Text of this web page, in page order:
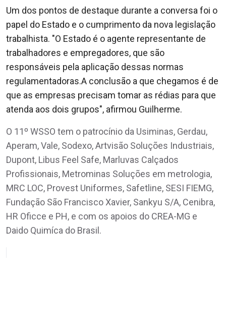
Um dos pontos de destaque durante a conversa foi o
papel do Estado e o cumprimento da nova legislação
trabalhista. "O Estado é o agente representante de
trabalhadores e empregadores, que são
responsáveis pela aplicação dessas normas
regulamentadoras.A conclusão a que chegamos é de
que as empresas precisam tomar as rédias para que
atenda aos dois grupos", afirmou Guilherme.
O 11º WSSO tem o patrocínio da Usiminas, Gerdau,
Aperam, Vale, Sodexo, Artvisão Soluções Industriais,
Dupont, Libus Feel Safe, Marluvas Calçados
Profissionais, Metrominas Soluções em metrologia,
MRC LOC, Provest Uniformes, Safetline, SESI FIEMG,
Fundação São Francisco Xavier, Sankyu S/A, Cenibra,
HR Oficce e PH, e com os apoios do CREA-MG e
Daido Quimíca do Brasil.